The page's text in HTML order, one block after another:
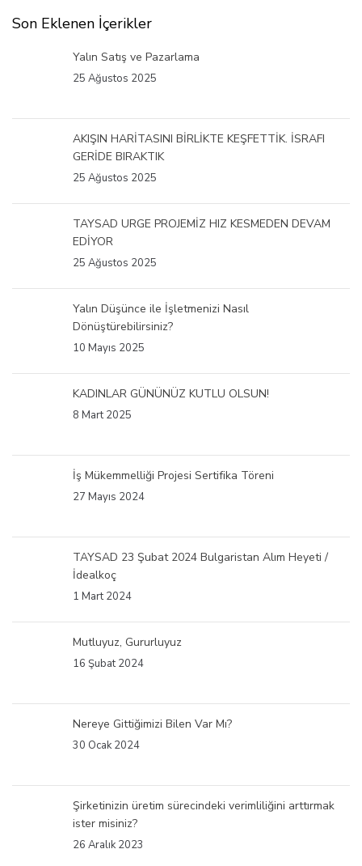
Son Eklenen İçerikler
Yalın Satış ve Pazarlama
25 Ağustos 2025
AKIŞIN HARİTASINI BİRLİKTE KEŞFETTİK. İSRAFI
GERİDE BIRAKTIK
25 Ağustos 2025
TAYSAD URGE PROJEMİZ HIZ KESMEDEN DEVAM
EDİYOR
25 Ağustos 2025
Yalın Düşünce ile İşletmenizi Nasıl
Dönüştürebilirsiniz?
10 Mayıs 2025
KADINLAR GÜNÜNÜZ KUTLU OLSUN!
8 Mart 2025
İş Mükemmelliği Projesi Sertifika Töreni
27 Mayıs 2024
TAYSAD 23 Şubat 2024 Bulgaristan Alım Heyeti /
İdealkoç
1 Mart 2024
Mutluyuz, Gururluyuz
16 Şubat 2024
Nereye Gittiğimizi Bilen Var Mı?
30 Ocak 2024
Şirketinizin üretim sürecindeki verimliliğini arttırmak
ister misiniz?
26 Aralık 2023